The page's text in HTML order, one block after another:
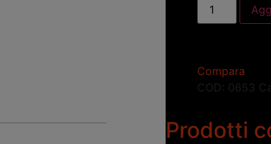
Compara
COD: 0653
Prodotti